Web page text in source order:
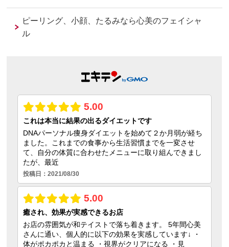
ピーリング、小顔、たるみなら心美のフェイシャ
ル